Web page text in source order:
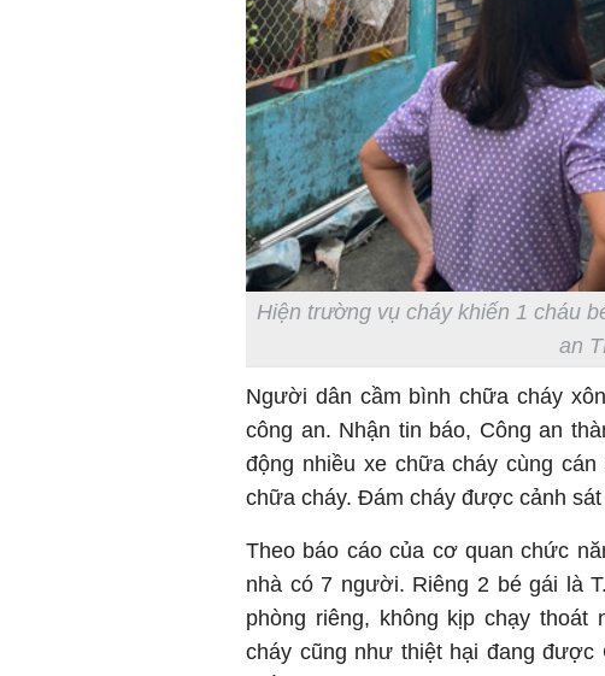
Hiện trường vụ cháy khiến 1 cháu
an
Người dân cầm bình chữa cháy
công an. Nhận tin báo, Công an
động nhiều xe chữa cháy cùng
chữa cháy. Đám cháy được cảnh
Theo báo cáo của cơ quan chức
nhà có 7 người. Riêng 2 bé gái là
phòng riêng, không kịp chạy
cháy cũng như thiệt hại đang được